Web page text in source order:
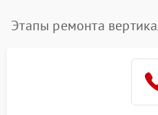
Этапы ремонта